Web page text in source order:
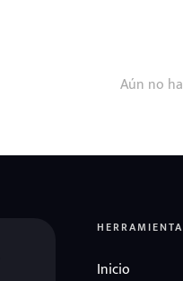
Aún no
Inicio